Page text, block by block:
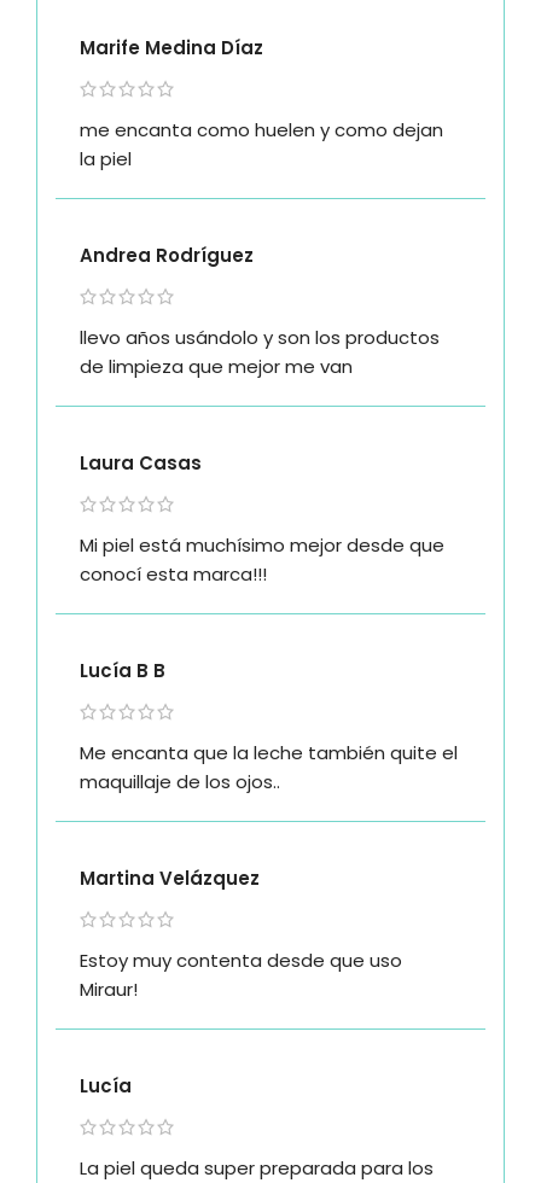
Marife Medina Díaz
me encanta como huelen y como dejan
la piel
Andrea Rodríguez
llevo años usándolo y son los productos
de limpieza que mejor me van
Laura Casas
Mi piel está muchísimo mejor desde que
conocí esta marca!!!
Lucía B B
Me encanta que la leche también quite el
maquillaje de los ojos..
Martina Velázquez
Estoy muy contenta desde que uso
Miraur!
Lucía
La piel queda super preparada para los